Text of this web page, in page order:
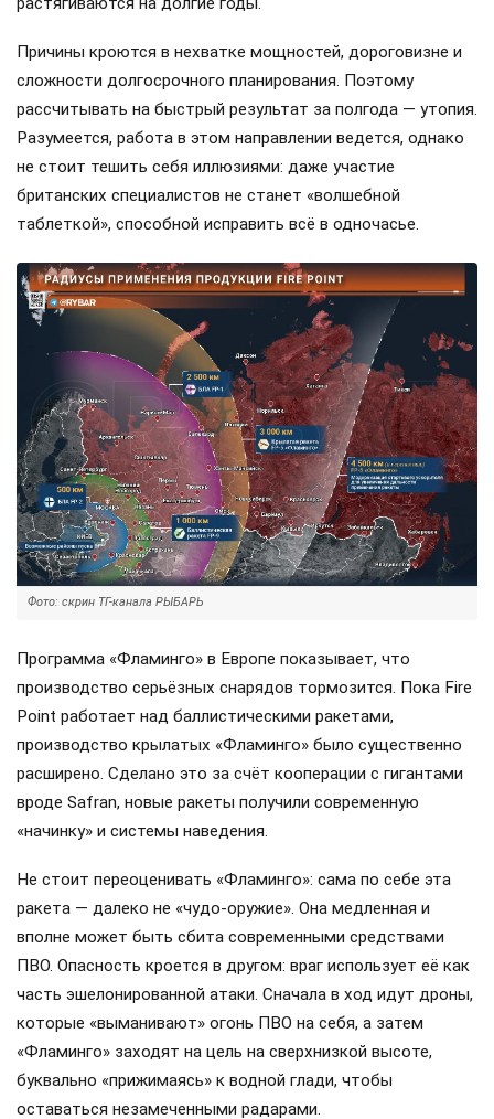
Причины кроются в нехватке мощностей, дороговизне и
сложности долгосрочного планирования. Поэтому
рассчитывать на быстрый результат за полгода — утопия.
Разумеется, работа в этом направлении ведется, однако
не стоит тешить себя иллюзиями: даже участие
британских специалистов не станет «волшебной
таблеткой», способной исправить всё в одночасье.
Фото: скрин ТГ-канала РЫБАРЬ
Программа «Фламинго» в Европе показывает, что
производство серьёзных снарядов тормозится. Пока Fire
Point работает над баллистическими ракетами,
производство крылатых «Фламинго» было существенно
расширено. Сделано это за счёт кооперации с гигантами
вроде Safran, новые ракеты получили современную
«начинку» и системы наведения.
Не стоит переоценивать «Фламинго»: сама по себе эта
ракета — далеко не «чудо-оружие». Она медленная и
вполне может быть сбита современными средствами
ПВО. Опасность кроется в другом: враг использует её как
часть эшелонированной атаки. Сначала в ход идут дроны,
которые «выманивают» огонь ПВО на себя, а затем
«Фламинго» заходят на цель на сверхнизкой высоте,
буквально «прижимаясь» к водной глади, чтобы
оставаться незамеченными радарами.